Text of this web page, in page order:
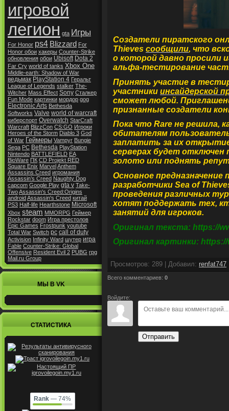
игровой
легион gta Игры
For Honor ps4 Blizzard For
Honor обои хакеры Counter-Strike
обновления обои Ubisoft Dota 2
Far Cry world of tanks Xbox One
Middle-earth: Shadow of War
ведьмак PlayStation 4 Геральт
League of Legends stalker The-
Witcher Mass Effect Sony Сталкер
Fun Mode картинки мордор gog
Electronic Arts Bethesda
Softworks Valve world of warcraft
киберспорт Overwatch StarCraft
Warcraft BlizzCon CS:GO Игроки
Heroes of the Storm Diablo 3 God
of War Геймеры Vampyr Bungie
Sega РС Bethesda PlayStation
Nintendo BATTLEFIELD EA
BioWare ПК CD Projekt RED
Square Enix MarvelAnthem
Assassins Creed игромания
Assassin’s Creed Naughty Dog
capcom Google Play gta v Take-
TwoAssassin's Creed:Origins
androidAssassin's Creed китай
PS3 Half-life Hearthstone Microsoft
Xbox steam MMORPG Геймер
Rockstar doom Игра престолов
Epic Games Frostpunk youtube
Total War Switch pc call of duty
Activision Infinity Ward шутер игра
Fable Counter-Strike: Global
Offensive Resident Evil 2 PUBG rpg
Mail.ru Group
МЫ В VK
СТАТИСТИКА
Rank — 74%
Создатели пиратского
Thieves сообщили, что
о которой давно просили
альфа-тестирование
Принять участие в
участники инсайдерской
сможет любой.
признанные создатели
Пока что Rare не решила,
обитателям
заплатить за их
серверах будет отключен
золото или поднять
Основное предназначение
разработчики Sea of
проведения различных
хотят поддержать тех,
занятий для игроков.
Оригинал текста: https://
Оригинал картинки: https://
Просмотров: 289 | Добавил: renfat747
Всего комментариев: 0
Войдите:
Отправить